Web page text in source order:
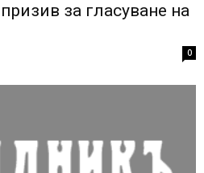
за гласуване на
0